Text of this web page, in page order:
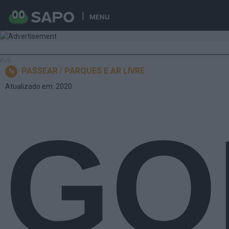
MENU
PASSEAR PARQUES E AR LIVRE
Atualizado em: 2020